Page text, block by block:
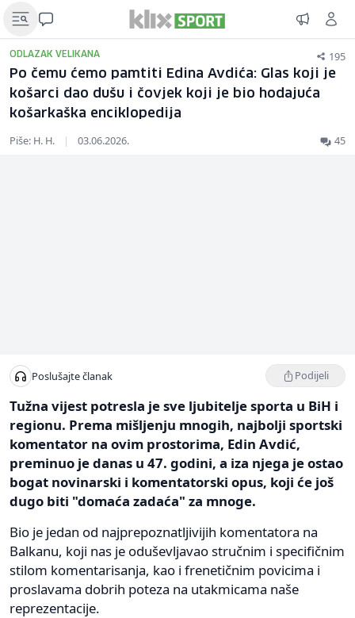
ODLAZAK VELIKANA 195
Po čemu ćemo pamtiti Edina Avdića: Glas koji je
košarci dao dušu i čovjek koji je bio hodajuća
košarkaška enciklopedija
Piše: H. H. | 03.06.2026. 45
Poslušajte članak Podijeli
Tužna vijest potresla je sve ljubitelje sporta u BiH i
regionu. Prema mišljenju mnogih, najbolji sportski
komentator na ovim prostorima, Edin Avdić,
preminuo je danas u 47. godini, a iza njega je ostao
bogat novinarski i komentatorski opus, koji će još
dugo biti "domaća zadaća" za mnoge.
Bio je jedan od najprepoznatljivijih komentatora na
Balkanu, koji nas je oduševljavao stručnim i specifičnim
stilom komentarisanja, kao i frenetičnim povicima i
proslavama dobrih poteza na utakmicama naše
reprezentacije.